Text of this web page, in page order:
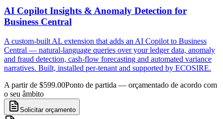
AI Copilot Insights & Anomaly Detection for
Business Central
A custom-built AL extension that adds an AI Copilot to Business
Central — natural-language queries over your ledger data, anomaly
and fraud detection, cash-flow forecasting and automated variance
narratives. Built, installed per-tenant and supported by ECOSIRE.
A partir de $599.00Ponto de partida — orçamentado de acordo com
o seu âmbito
Solicitar orçamento